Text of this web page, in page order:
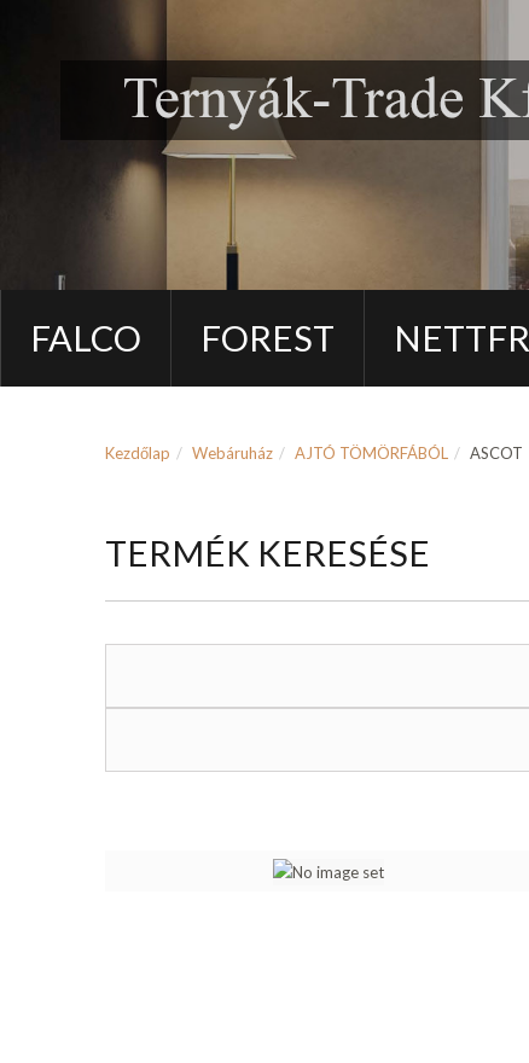
FALCO FOREST
Kezdőlap Webáruház AJTÓ TÖMÖRFÁBÓL ASCOT
TERMÉK KERESÉSE